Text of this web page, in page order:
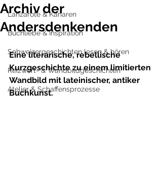
Lanzarote & Kanaren
Buchliebe & Inspiration
Schweizergeschichten lesen & hören
Reizwort- & Wandbildgeschichten
Atelier & Schaffensprozesse
Archiv der
Andersdenkenden
Eine literarische, rebellische
Kurzgeschichte zu einem limitierten
Wandbild mit lateinischer, antiker
Buchkunst.